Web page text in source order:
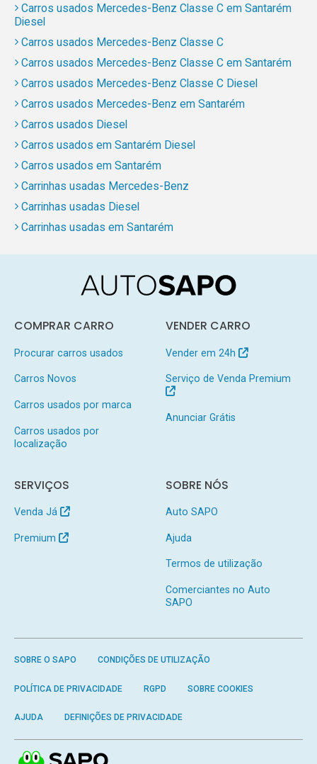
Carros usados Mercedes-Benz Classe C em Santarém
Diesel
Carros usados Mercedes-Benz Classe C
Carros usados Mercedes-Benz Classe C em Santarém
Carros usados Mercedes-Benz Classe C Diesel
Carros usados Mercedes-Benz em Santarém
Carros usados Diesel
Carros usados em Santarém Diesel
Carros usados em Santarém
Carrinhas usadas Mercedes-Benz
Carrinhas usadas Diesel
Carrinhas usadas em Santarém
COMPRAR CARRO
Procurar carros usados
Carros Novos
Carros usados por marca
Carros usados por
localização
VENDER CARRO
Vender em 24h
Serviço de Venda Premium
Anunciar Grátis
SERVIÇOS
Venda Já
Premium
SOBRE NÓS
Auto SAPO
Ajuda
Termos de utilização
Comerciantes no Auto
SAPO
SOBRE O SAPO CONDIÇÕES DE UTILIZAÇÃO
POLÍTICA DE PRIVACIDADE RGPD SOBRE COOKIES
AJUDA DEFINIÇÕES DE PRIVACIDADE